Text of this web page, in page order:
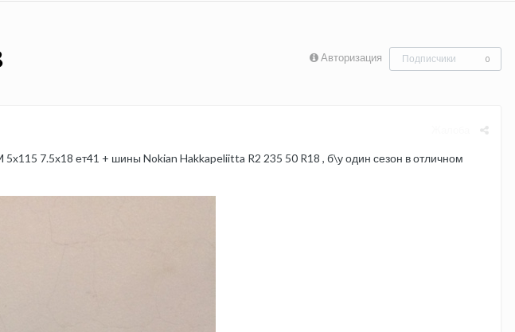
Авторизация Подписчики 0
7.5х18 ет41 + шины Nokian Hakkapeliitta R2 235 50 R18 , б\у один сезон в отличном